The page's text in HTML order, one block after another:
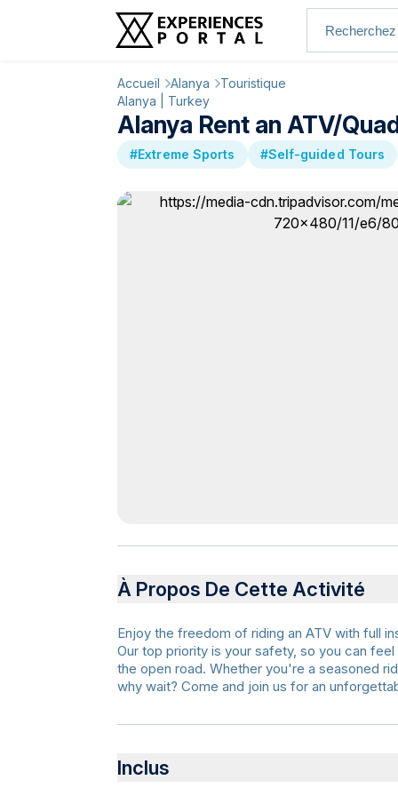
Accueil Alanya
Touristique
Alanya | Turkey
Alanya Rent an ATV/
#Extreme Sports #Self-guided Tours
À Propos De Cette Activité
Enjoy the freedom of riding an ATV with full
Our top priority is your safety, so you can
the open road. Whether you're a seasoned
why wait? Come and join us for an
Inclus